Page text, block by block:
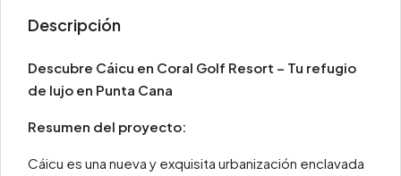
Descripción
Descubre Cáicu en Coral Golf Resort – Tu refugio
de lujo en Punta Cana
Resumen del proyecto:
Cáicu es una nueva y exquisita urbanización enclavada